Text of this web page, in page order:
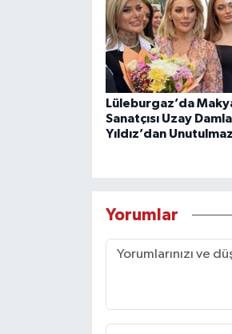
Lüleburgaz’da
Sanatçısı Uzay Damla
Yıldız’dan
Yorumlar